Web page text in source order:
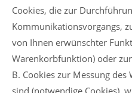
Cookies, die zur
Kommunikationsvorgangs,
von Ihnen erwünschter
Warenkorbfunktion) oder
B. Cookies zur Messung
sind (notwendige Cookies),